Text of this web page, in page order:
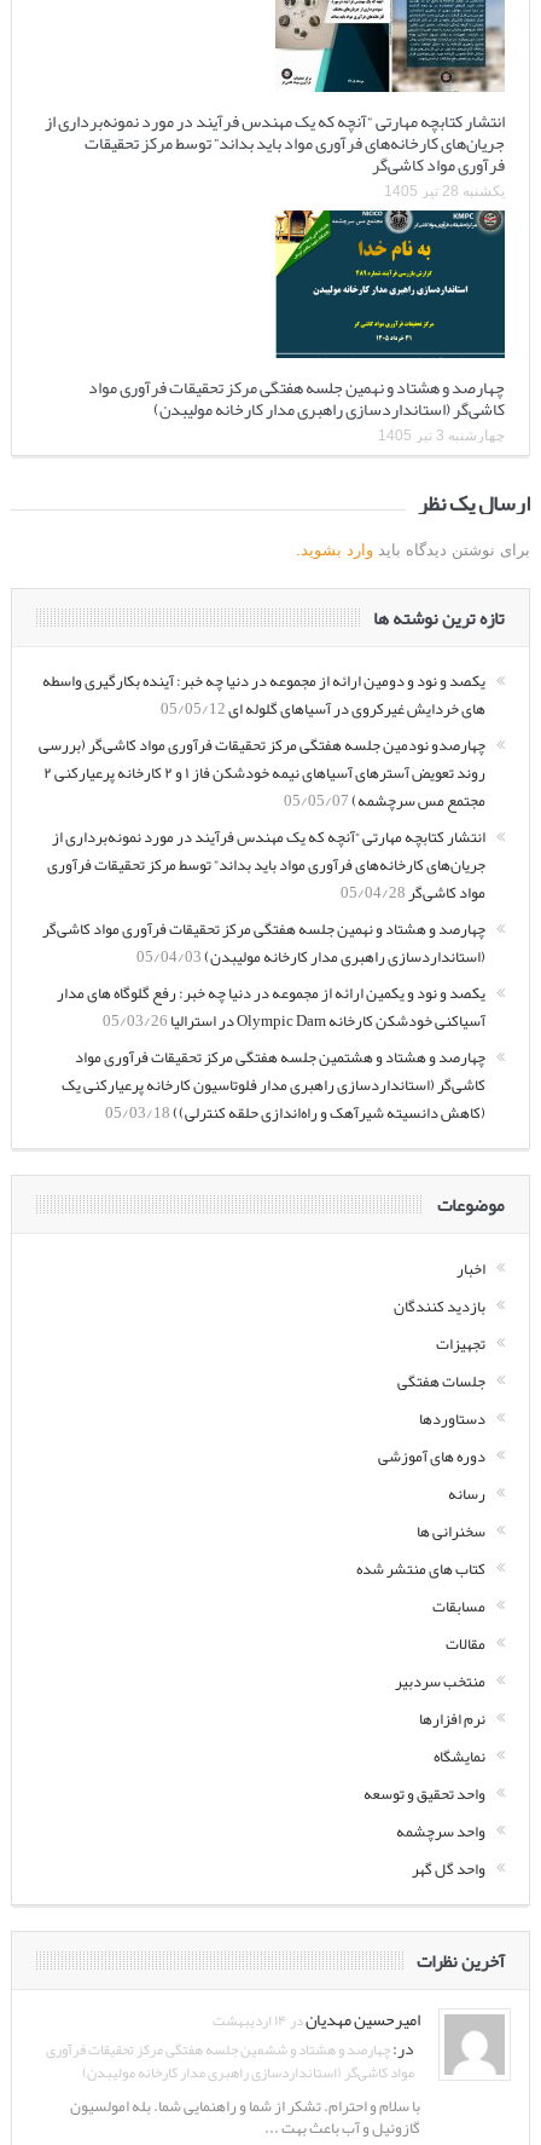
انتشار کتابچه مهارتی “آنچه که یک مهندس فرآیند در مورد نمونه‌برداری از
جریان‌های کارخانه‌های فرآوری مواد باید بداند” توسط مرکز تحقیقات
فرآوری مواد کاشی‌گر
یکشنبه 28 تیر 1405
چهارصد و هشتاد و نهمین جلسه هفتگی مرکز تحقیقات فرآوری مواد
کاشی‌گر (استانداردسازی راهبری مدار کارخانه مولیبدن)
چهارشنبه 3 تیر 1405
ارسال یک نظر
برای نوشتن دیدگاه باید وارد بشوید
تازه ترین نوشته ها
یکصد و نود و دومین ارائه از مجموعه در دنیا چه خبر: آینده بکارگیری واسطه
های خردایش غیرکروی در آسیاهای گلوله ای05/05/12
چهارصدو نودمین جلسه هفتگی مرکز تحقیقات فرآوری مواد کاشی‌گر (بررسی
روند تعویض آسترهای آسیاهای نیمه خودشکن فاز ۱ و ۲ کارخانه پرعیارکنی ۲
مجتمع مس سرچشمه)05/05/07
انتشار کتابچه مهارتی “آنچه که یک مهندس فرآیند در مورد نمونه‌برداری از
جریان‌های کارخانه‌های فرآوری مواد باید بداند” توسط مرکز تحقیقات فرآوری
مواد کاشی‌گر05/04/28
چهارصد و هشتاد و نهمین جلسه هفتگی مرکز تحقیقات فرآوری مواد کاشی‌گر
(استانداردسازی راهبری مدار کارخانه مولیبدن)05/04/03
یکصد و نود و یکمین ارائه از مجموعه در دنیا چه خبر: رفع گلوگاه های مدار
آسیاکنی خودشکن کارخانه Olympic Dam در استرالیا
05/03/26
چهارصد و هشتاد و هشتمین جلسه هفتگی مرکز تحقیقات فرآوری مواد
کاشی‌گر (استانداردسازی راهبری مدار فلوتاسیون کارخانه پرعیارکنی یک
(کاهش دانسیته شیرآهک و راه‌اندازی حلقه کنترلی))05/03/18
موضوعات
اخبار
بازدید کنندگان
تجهیزات
جلسات هفتگی
دستاوردها
دوره های آموزشی
رسانه
سخنرانی ها
کتاب های منتشر شده
مسابقات
مقالات
منتخب سردبیر
نرم افزارها
نمایشگاه
واحد تحقیق و توسعه
واحد سرچشمه
واحد گل گهر
آخرین نظرات
امیرحسین مهدیاندر ۱۴ اردیبهشت
در:چهارصد و هشتاد و ششمین جلسه هفتگی مرکز تحقیقات فرآوری
مواد کاشی‌گر (استانداردسازی راهبری مدار کارخانه مولیبدن)
با سلام و احترام. تشکر از شما و راهنمایی شما. بله امولسیون
گازوئیل و آب باعث بهت ...